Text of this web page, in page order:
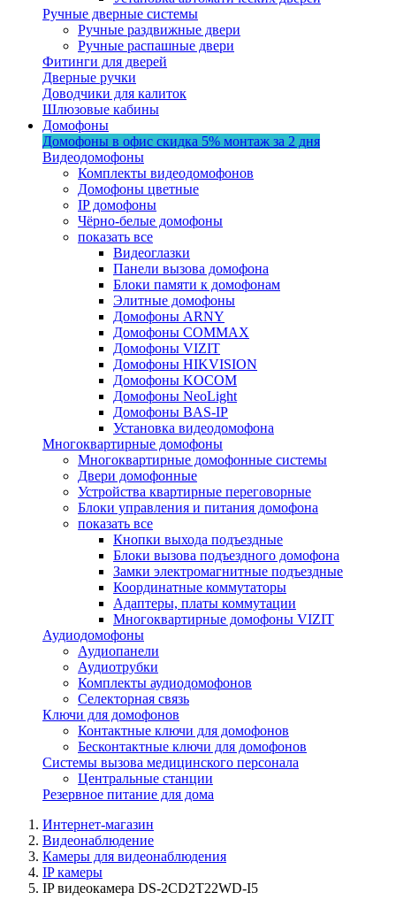
Ручные дверные системы
Ручные раздвижные двери
Ручные распашные двери
Фитинги для дверей
Дверные ручки
Доводчики для калиток
Шлюзовые кабины
Домофоны
Домофоны в офис скидка 5% монтаж за 2 дня
Видеодомофоны
Комплекты видеодомофонов
Домофоны цветные
IP домофоны
Чёрно-белые домофоны
показать все
Видеоглазки
Панели вызова домофона
Блоки памяти к домофонам
Элитные домофоны
Домофоны ARNY
Домофоны COMMAX
Домофоны VIZIT
Домофоны HIKVISION
Домофоны KOCOM
Домофоны NeoLight
Домофоны BAS-IP
Установка видеодомофона
Многоквартирные домофоны
Многоквартирные домофонные системы
Двери домофонные
Устройства квартирные переговорные
Блоки управления и питания домофона
показать все
Кнопки выхода подъездные
Блоки вызова подъездного домофона
Замки электромагнитные подъездные
Координатные коммутаторы
Адаптеры, платы коммутации
Многоквартирные домофоны VIZIT
Аудиодомофоны
Аудиопанели
Аудиотрубки
Комплекты аудиодомофонов
Селекторная связь
Ключи для домофонов
Контактные ключи для домофонов
Бесконтактные ключи для домофонов
Системы вызова медицинского персонала
Центральные станции
Резервное питание для дома
Интернет-магазин
Видеонаблюдение
Камеры для видеонаблюдения
IP камеры
IP видеокамера DS-2CD2T22WD-I5